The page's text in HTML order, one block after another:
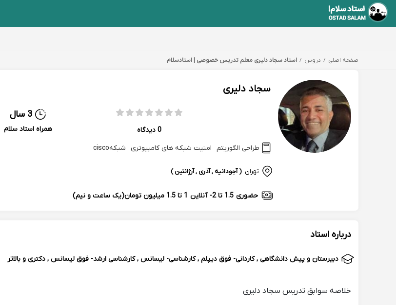
صفحه اصلی دروس استاد سجاد دلیری معلم تدریس خصوصی | استادسلام
سجاد دلیری
0 دیدگاه
3 سال
همراه استاد سلام
طراحی الگوریتم امنیت شبکه های کامپیوتری شبکهcisco
تهران ( آجودانیه , آذری , آرژانتین )
حضوری 1.5 تا 2 - آنلاین 1 تا 1.5 میلیون تومان (یک ساعت و نیم)
درباره استاد
دبیرستان و پیش دانشگاهی , کاردانی- فوق دیپلم , کارشناسی- لیسانس , کارشناسی ارشد- فوق لیسانس , دکتری و بالاتر
خلاصه سوابق تدریس سجاد دلیری